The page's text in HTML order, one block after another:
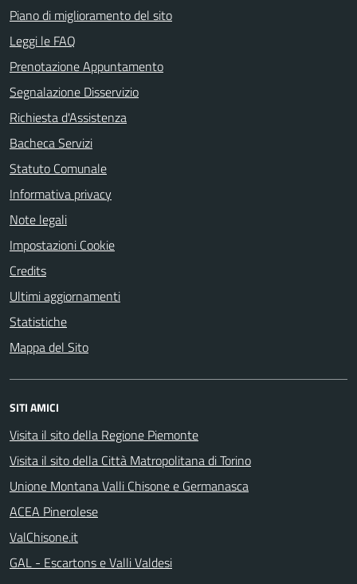
Piano di miglioramento del sito
Leggi le FAQ
Prenotazione Appuntamento
Segnalazione Disservizio
Richiesta d'Assistenza
Bacheca Servizi
Statuto Comunale
Informativa privacy
Note legali
Impostazioni Cookie
Credits
Ultimi aggiornamenti
Statistiche
Mappa del Sito
SITI AMICI
Visita il sito della Regione Piemonte
Visita il sito della Città Matropolitana di Torino
Unione Montana Valli Chisone e Germanasca
ACEA Pinerolese
ValChisone.it
GAL - Escartons e Valli Valdesi